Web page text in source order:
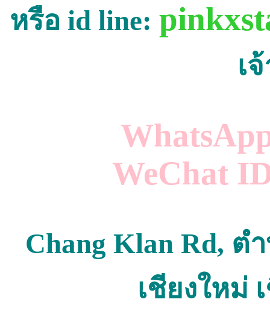
หรือ id line:
เ
WeChat
Chang Klan Rd, ต
เชียงใหม่